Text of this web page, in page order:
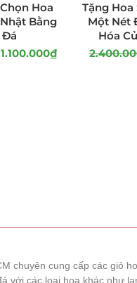
Hoa
Bằng
Đá
1.100.000₫
Tặng Hoa
Một Nét
Hóa
chuyên cung cấp các giỏ
với các loại hoa khác như